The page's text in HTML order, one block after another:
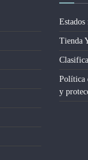
Tienda
Política
y